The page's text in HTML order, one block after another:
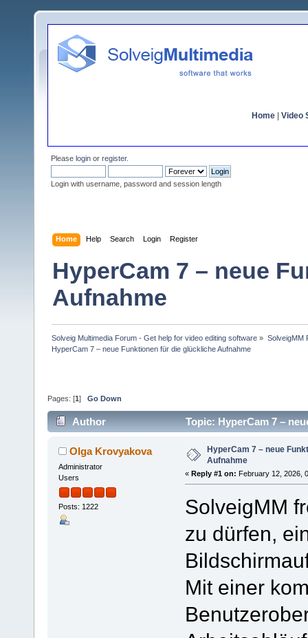
Home Video
Please login or register.
Login with username, password and session length
Home Help Search Login Register
HyperCam 7 – neue
Aufnahme
Solveig Multimedia Forum - Get help for video editing software » SolveigMM
HyperCam 7 – neue Funktionen für die glückliche Aufnahme
Pages: [1 ] Go Down
Author Topic: HyperCam 7 –
Olga Krovyakova
Administrator
Users
Posts: 1222
HyperCam 7 – neue
Aufnahme
« Reply #1 on: February 12, 2026,
SolveigMM
zu dürfen,
Mit einer